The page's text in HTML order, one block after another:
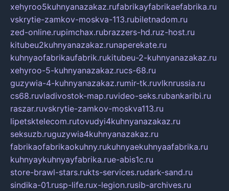
xehyroo5kuhnyanazakaz.rufabrikayfabrikaefabrika.ru
vskrytie-zamkov-moskva-113.rubiletnadom.ru
zed-online.rupimchax.rubrazzers-hd.ruz-host.ru
kitubeu2kuhnyanazakaz.runaperekate.ru
kuhnyaofabrikaufabrik.rukitubeu-2-kuhnyanazakaz.ru
xehyroo-5-kuhnyanazakaz.rucs-68.ru
guzywia-4-kuhnyanazakaz.rumir-tk.ruvlknrussia.ru
cs68.ruvladivostok-map.ruvideo-seks.rubankaribi.ru
raszar.ruvskrytie-zamkov-moskva113.ru
lipetsktelecom.rutovudyi4kuhnyanazakaz.ru
seksuzb.ruguzywia4kuhnyanazakaz.ru
fabrikaofabrikaokuhny.rukuhnyaekuhnyaafabrika.ru
kuhnyaykuhnyayfabrika.rue-abis1c.ru
store-brawl-stars.rukts-services.rudark-sand.ru
sindika-01.rusp-life.rux-legion.rusib-archives.ru